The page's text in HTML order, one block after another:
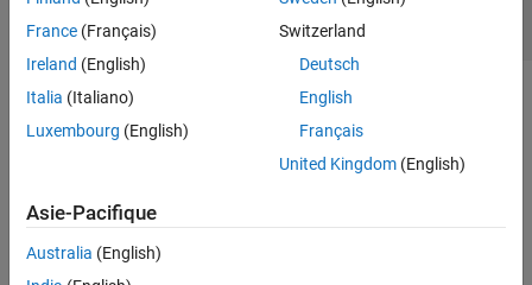
France (Français)
Ireland (English)
Italia (Italiano)
Luxembourg (English)
Switzerland
Deutsch
English
Français
United Kingdom(English)
Asie-Pacifique
Australia (English)